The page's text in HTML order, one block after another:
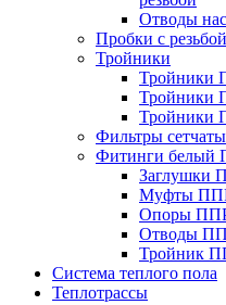
Отводы
Пробки с
Тройники
Тройники
Тройники
Тройники
Фильтры
Фитинги белый
Заглушки
Муфты
Опоры
Отводы
Тройник
Система теплого пола
Теплотрассы